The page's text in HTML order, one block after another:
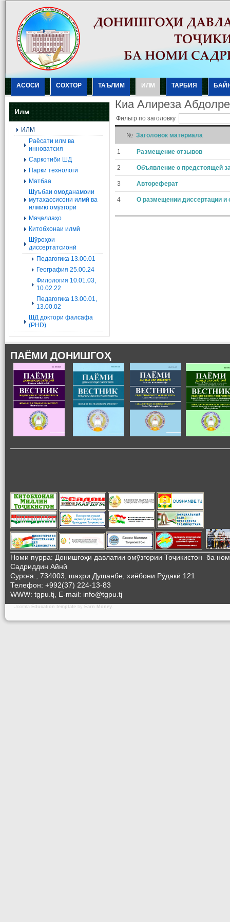
АСОСӢ СОХТОР ТАЪЛИМ ИЛМ ТАРБИЯ
Илм
ИЛМ
Раёсати илм ва
инноватсия
Саркотиби ШД
Парки технологӣ
Матбаа
Шуъбаи омоданамоии
мутахассисони илмӣ ва
илмию омӯзгорӣ
Маҷаллаҳо
Китобхонаи илмӣ
Шӯроҳои
диссертатсионӣ
Педагогика 13.00.01
География 25.00.24
Филология 10.01.03,
10.02.22
Педагогика 13.00.01,
13.00.02
ШД доктори фалсафа
(PHD)
Киа Алиреза
Фильтр по заголовку
№ Заголовок материала
1 Размещение отзывов
2 Объявление о предстоящей
3 Автореферат
4 О размещении диссертации и
ПАЁМИ ДОНИШГОҲ
Номи пурра: Донишгоҳи давлатии омӯзгории Тоҷикистон ба
Садриддин Айнӣ
Суроға:, 734003, шаҳри Душанбе, хиёбони Рӯдакӣ 121
Телефон: +992(37) 224-13-83
WWW: tgpu.tj, E-mail: info@tgpu.tj
Joomla Education template by Earn Money